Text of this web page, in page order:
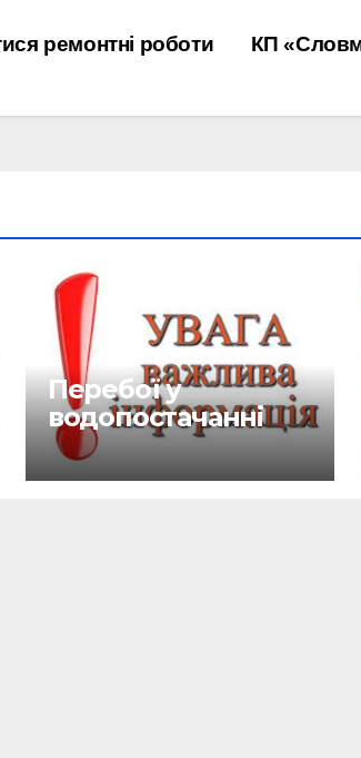
КП
ремонтні роботи
Перебої у
водопостачанні
28.06.26